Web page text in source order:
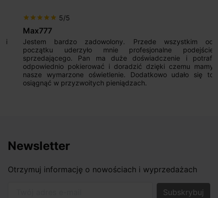
starstarstarstar 5/5
Max777
Jestem bardzo zadowolony. Przede wszystkim od
początku uderzyło mnie profesjonalne podejście
sprzedającego. Pan ma duże doświadczenie i potrafi
odpowiednio pokierować i doradzić dzięki czemu mamy
nasze wymarzone oświetlenie. Dodatkowo udało się to
osiągnąć w przyzwoitych pieniądzach.
Newsletter
Otrzymuj informację o nowościach i wyprzedażach